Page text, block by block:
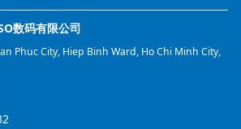
数码有限公司
Phuc City, Hiep Binh Ward, Ho Chi Minh City,